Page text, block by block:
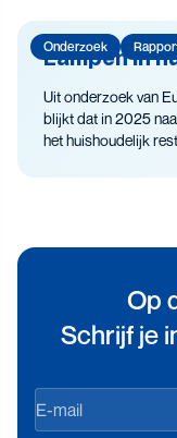
Onderzoek
Lampen in
Uit onderzoek van
blijkt dat in 2025
het huishoudelijk
Op
Schrijf je
Op
de